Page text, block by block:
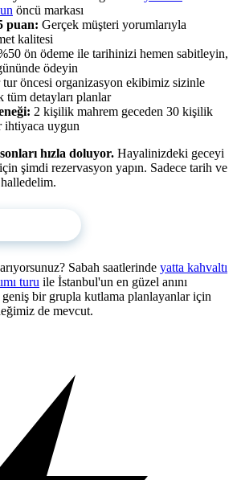
öncü markası
puan: Gerçek müşteri yorumlarıyla
kalitesi
ön ödeme ile tarihinizi hemen sabitleyin,
ödeyin
tur öncesi organizasyon ekibimiz sizinle
tüm detayları planlar
2 kişilik mahrem geceden 30 kişilik
ihtiyaca uygun
hızla doluyor. Hayalinizdeki geceyi
şimdi rezervasyon yapın. Sadece tarih ve
Sabah saatlerinde yatta kahvaltı
turu ile İstanbul'un en güzel anını
bir grupla kutlama planlayanlar için
de mevcut.